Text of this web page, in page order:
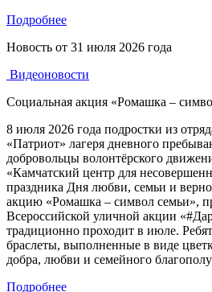
Подробнее
Новость от 31 июля 2026 года
Видеоновости
Социальная акция «Ромашка –
8 июля 2026 года подростки из
«Патриот» лагеря дневного
добровольцы волонтёрского
«Камчатский центр для
праздника Дня любви, семьи и
акцию «Ромашка – символ семьи»,
Всероссийской уличной акции
традиционно проходит в июле.
браслеты, выполненные в виде
добра, любви и семейного
Подробнее